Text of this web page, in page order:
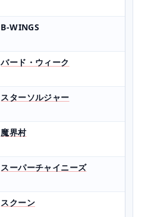
B-WINGS
バード・ウィーク
スターソルジャー
魔界村
スーパーチャイニーズ
スクーン